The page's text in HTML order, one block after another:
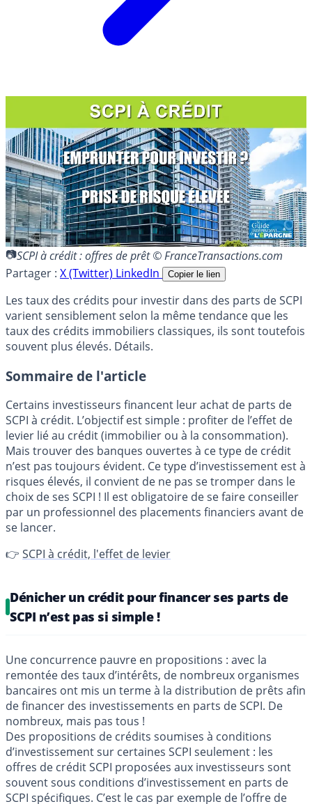
SCPI à crédit : offres de prêt © FranceTransactions.com
Partager : X (Twitter) LinkedIn Copier le lien
Les taux des crédits pour investir dans des parts de SCPI
varient sensiblement selon la même tendance que les
taux des crédits immobiliers classiques, ils sont toutefois
souvent plus élevés. Détails.
Sommaire de l'article
Certains investisseurs financent leur achat de parts de
SCPI à crédit. L’objectif est simple : profiter de l’effet de
levier lié au crédit (immobilier ou à la consommation).
Mais trouver des banques ouvertes à ce type de crédit
n’est pas toujours évident. Ce type d’investissement est à
risques élevés, il convient de ne pas se tromper dans le
choix de ses SCPI ! Il est obligatoire de se faire conseiller
par un professionnel des placements financiers avant de
se lancer.
👉 SCPI à crédit, l'effet de levier
Dénicher un crédit pour financer ses parts de
SCPI n’est pas si simple !
Une concurrence pauvre en propositions : avec la
remontée des taux d’intérêts, de nombreux organismes
bancaires ont mis un terme à la distribution de prêts afin
de financer des investissements en parts de SCPI. De
nombreux, mais pas tous !
Des propositions de crédits soumises à conditions
d’investissement sur certaines SCPI seulement : les
offres de crédit SCPI proposées aux investisseurs sont
souvent sous conditions d’investissement en parts de
SCPI spécifiques. C’est le cas par exemple de l’offre de